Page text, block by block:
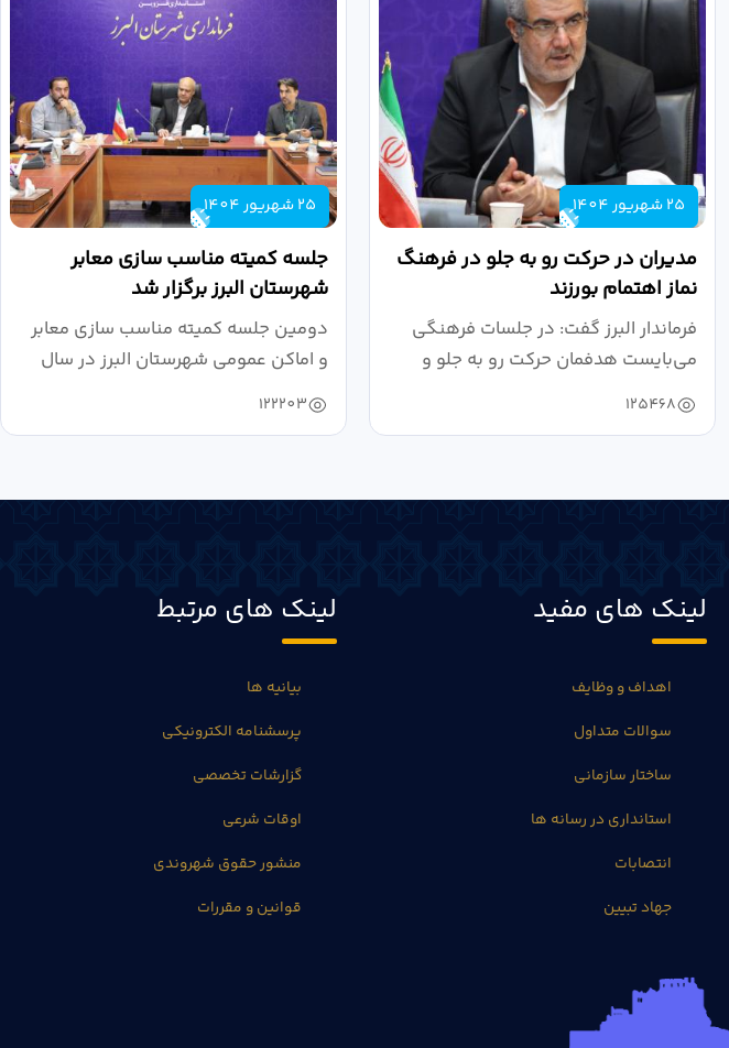
25 شهریور 1404
مدیران در حرکت رو به جلو در فرهنگ
نماز اهتمام بورزند
فرماندار البرز گفت: در جلسات فرهنگی
می‌بایست هدفمان حرکت رو به جلو و
دستیابی...
125468
25 شهریور 1404
جلسه کمیته مناسب سازی معابر
شهرستان البرز برگزار شد
دومین جلسه کمیته مناسب سازی معابر
و اماکن عمومی شهرستان البرز در سال
۱۴۰۴ به...
122203
لینک های مفید
اهداف و وظایف
سوالات متداول
ساختار سازمانی
استانداری در رسانه ها
انتصابات
جهاد تبیین
لینک های مرتبط
بیانیه ها
پرسشنامه الکترونیکی
گزارشات تخصصی
اوقات شرعی
منشور حقوق شهروندی
قوانین و مقررات